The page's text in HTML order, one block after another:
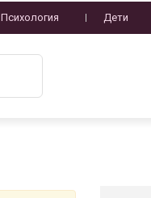
Психология Дети